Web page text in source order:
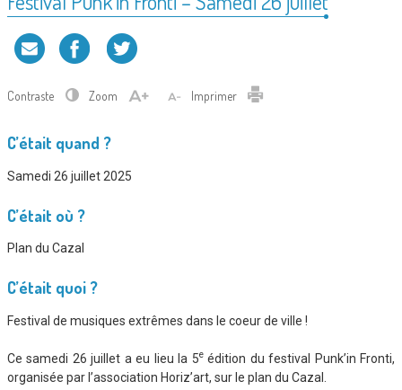
Contraste Zoom Imprimer
C’était quand ?
Samedi 26 juillet 2025
C’était où ?
Plan du Cazal
C’était quoi ?
Festival de musiques extrêmes dans le coeur de ville !
Ce samedi 26 juillet a eu lieu la 5eédition du festival Punk’in Fronti,
organisée par l’association Horiz’art, sur le plan du Cazal.